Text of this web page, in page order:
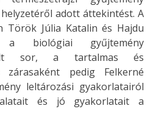
adott áttekintést. A
Török Júlia Katalin és Hajdu
a biológiai gyűjtemény
sor, a tartalmas és
zárasaként pedig Felkerné
leltározási gyakorlatairól
és jó gyakorlatait a